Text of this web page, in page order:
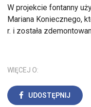
W projekcie fontanny
Mariana Koniecznego,
r. i została
WIĘCEJ O:
UDOSTĘPNIJ